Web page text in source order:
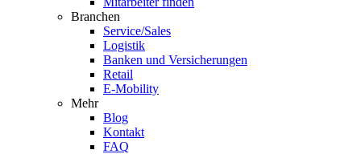
Branchen
Service/Sales
Logistik
Banken und Versicherungen
Retail
E-Mobility
Mehr
Blog
Kontakt
FAQ